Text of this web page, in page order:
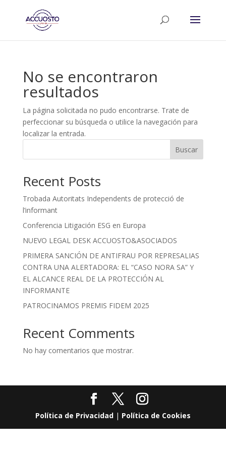
No se encontraron
resultados
La página solicitada no pudo encontrarse. Trate de
perfeccionar su búsqueda o utilice la navegación para
localizar la entrada.
Buscar
Recent Posts
Trobada Autoritats Independents de protecció de
l’informant
Conferencia Litigación ESG en Europa
NUEVO LEGAL DESK ACCUOSTO&ASOCIADOS
PRIMERA SANCIÓN DE ANTIFRAU POR REPRESALIAS
CONTRA UNA ALERTADORA: EL “CASO NORA SA” Y
EL ALCANCE REAL DE LA PROTECCIÓN AL
INFORMANTE
PATROCINAMOS PREMIS FIDEM 2025
Recent Comments
No hay comentarios que mostrar.
Política de Privacidad| Política de Cookies